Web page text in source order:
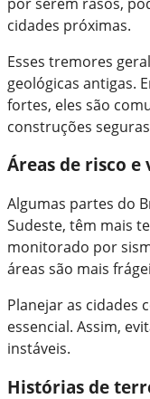
cidades próximas.
Esses tremores
geológicas antigas.
fortes, eles são
construções
Áreas de risco
Algumas partes do
Sudeste, têm mais
monitorado por
áreas são mais
Planejar as cidades
essencial. Assim,
instáveis.
Histórias de